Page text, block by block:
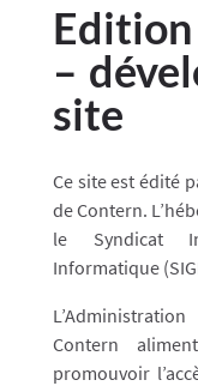
–
site
Ce site est édité
de Contern.
le Syndicat
Informatique
Contern
promouvoir